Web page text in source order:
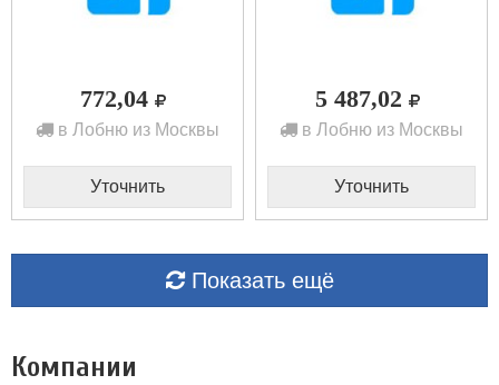
772,04
в Лобню из Москвы
Уточнить
5 487,02
в Лобню из Москвы
Уточнить
Показать ещё
Компании